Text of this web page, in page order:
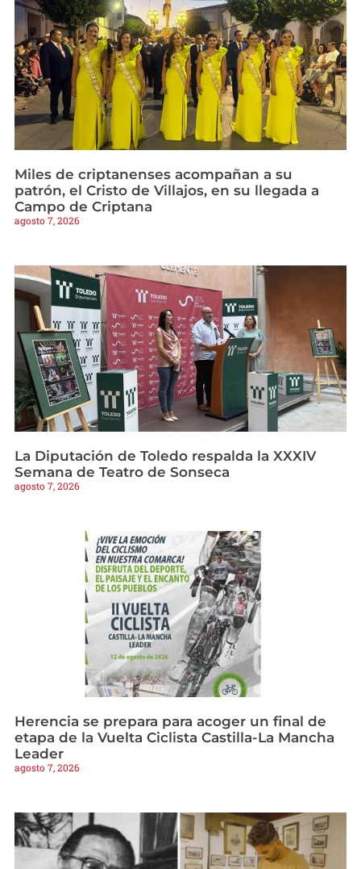
Miles de criptanenses acompañan a su
patrón, el Cristo de Villajos, en su llegada a
Campo de Criptana
agosto 7, 2026
La Diputación de Toledo respalda la XXXIV
Semana de Teatro de Sonseca
agosto 7, 2026
Herencia se prepara para acoger un final de
etapa de la Vuelta Ciclista Castilla-La Mancha
Leader
agosto 7, 2026